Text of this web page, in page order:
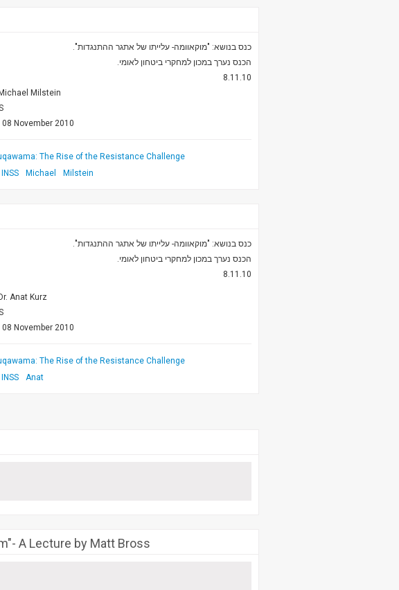
כנס בנושא: "מוקאוומה- עלייתו של אתגר ההתנגדות".
הכנס נערך במכון למחקרי ביטחון לאומי.
8.11.10
Michael Milstein
08 November 2010
The Rise of the Resistance Challenge
INSS Michael Milstein
כנס בנושא: "מוקאוומה- עלייתו של אתגר ההתנגדות".
הכנס נערך במכון למחקרי ביטחון לאומי.
8.11.10
Dr. Anat Kurz
08 November 2010
The Rise of the Resistance Challenge
INSS Anat
A Lecture by Matt Bross